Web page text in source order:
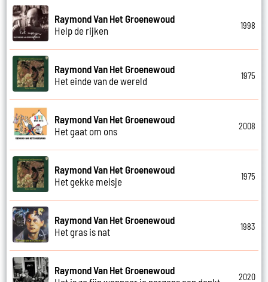
Raymond Van Het Groenewoud
Help de rijken
1998
Raymond Van Het Groenewoud
Het einde van de wereld
1975
Raymond Van Het Groenewoud
Het gaat om ons
2008
Raymond Van Het Groenewoud
Het gekke meisje
1975
Raymond Van Het Groenewoud
Het gras is nat
1983
Raymond Van Het Groenewoud
2020